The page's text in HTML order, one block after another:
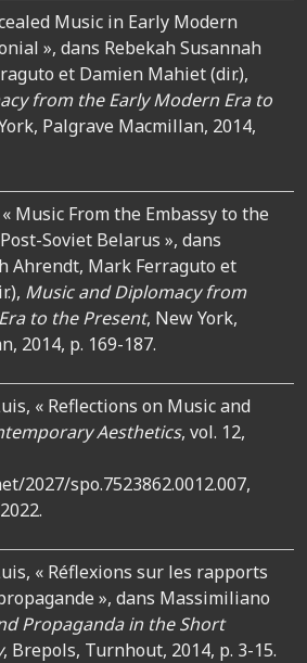
Music in Early Modern
», dans Rebekah Susannah
et Damien Mahiet (dir.),
from the Early Modern Era to
Palgrave Macmillan, 2014,
Music From the Embassy to the
Soviet Belarus », dans
Ahrendt, Mark Ferraguto et
Music and Diplomacy from
to the Present, New York,
2014, p. 169-187.
« Reflections on Music and
Aesthetics, vol. 12,
2027/spo.7523862.0012.007,
« Réflexions sur les rapports
», dans Massimiliano
Propaganda in the Short
, Brepols, Turnhout, 2014, p. 3-15.